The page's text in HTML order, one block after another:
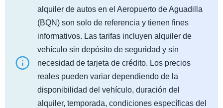
alquiler de autos en el Aeropuerto de Aguadilla
(BQN) son solo de referencia y tienen fines
informativos. Las tarifas incluyen alquiler de
vehículo sin depósito de seguridad y sin
necesidad de tarjeta de crédito. Los precios
reales pueden variar dependiendo de la
disponibilidad del vehículo, duración del
alquiler, temporada, condiciones específicas del